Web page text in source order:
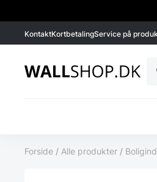
KontaktKortbetalingService på
Forside / Alle produkter /